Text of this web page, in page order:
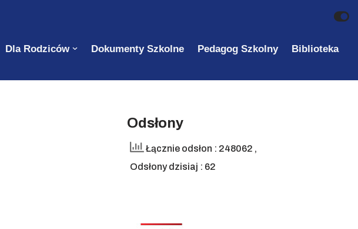
Dla Rodziców Dokumenty Szkolne Pedagog Szkolny
Biblioteka
Odsłony
Łącznie odsłon : 248062 ,
Odsłony dzisiaj : 62